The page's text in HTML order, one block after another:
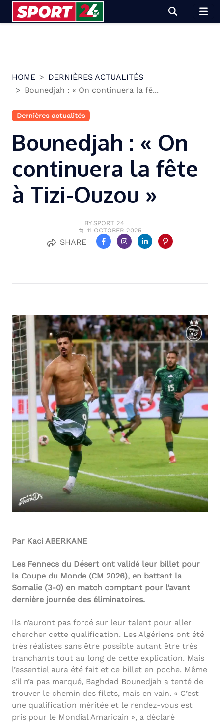
HOME
DERNIÈRES ACTUALITÉS
Bounedjah : « On continuera la fê...
Dernières actualités
Bounedjah : « On
continuera la fête
à Tizi-Ouzou »
BY SPORT 24
11 OCTOBER 2025
SHARE
Par Kaci ABERKANE
Les Fennecs du Désert ont validé leur billet pour
la Coupe du Monde (CM 2026), en battant la
Somalie (3-0) en match comptant pour l’avant
dernière journée des éliminatoires.
Ils n’auront pas forcé sur leur talent pour aller
chercher cette qualification. Les Algériens ont été
très réalistes sans être possible autant être très
tranchants tout au long de cette explication. Mais
l’essentiel aura été fait et ce billet en poche. Même
s’il n’a pas marqué, Baghdad Bounedjah a tenté de
trouver le chemin des filets, mais en vain. « C’est
une qualification méritée et le rendez-vous est
pris pour le Mondial Amaricain », a déclaré